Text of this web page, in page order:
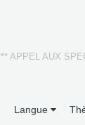
APPEL AUX
Langue